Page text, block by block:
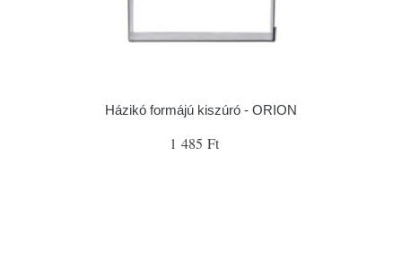
Házikó formájú kiszúró - ORION
1 485 Ft